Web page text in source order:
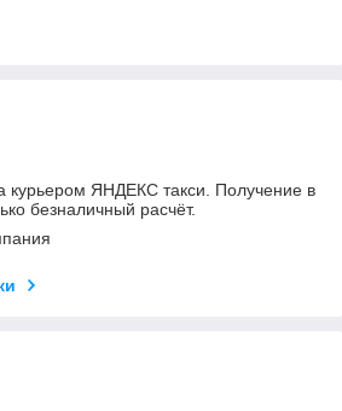
курьером ЯНДЕКС такси. Получение в
безналичный расчёт.